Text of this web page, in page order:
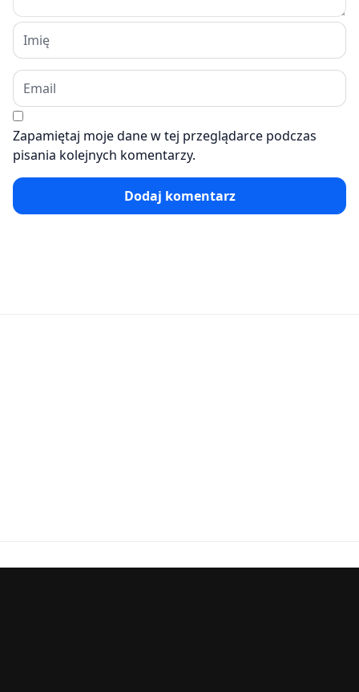
Zapamiętaj moje dane w tej przeglądarce podczas
pisania kolejnych komentarzy.
Dodaj komentarz